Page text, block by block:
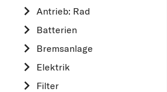
Antrieb: Rad
Batterien
Bremsanlage
Elektrik
Filter